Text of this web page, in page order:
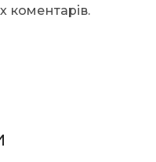
коментарів.